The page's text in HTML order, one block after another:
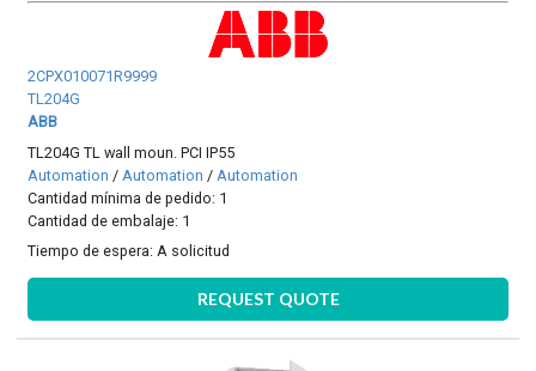
2CPX010071R9999
TL204G
ABB
TL204G TL wall moun. PCI IP55
Automation / Automation / Automation
Cantidad mínima de pedido: 1
Cantidad de embalaje: 1
Tiempo de espera:A solicitud
REQUEST QUOTE